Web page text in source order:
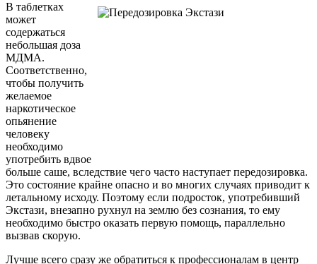
В таблетках
может
содержаться
небольшая доза
МДМА.
Соответственно,
чтобы получить
желаемое
наркотическое
опьянение
человеку
необходимо
употребить вдвое
больше саше, вследствие чего часто наступает передозировка.
Это состояние крайне опасно и во многих случаях приводит к
летальному исходу. Поэтому если подросток, употребивший
Экстази, внезапно рухнул на землю без сознания, то ему
необходимо быстро оказать первую помощь, параллельно
вызвав скорую.
Лучше всего сразу же обратиться к профессионалам в центр